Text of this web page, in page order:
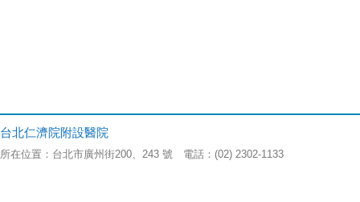
台北仁濟院附設醫院
所在位置：台北市廣州街200、243 號 電話：(02) 2302-1133